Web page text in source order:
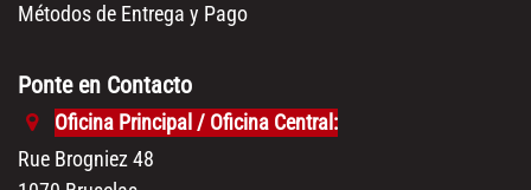
Métodos de Entrega y Pago
Ponte en Contacto
Oficina Principal / Oficina Central:
Rue Brogniez 48